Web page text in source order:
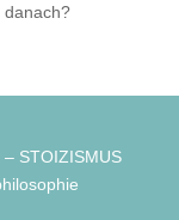
danach?
– STOIZISMUS